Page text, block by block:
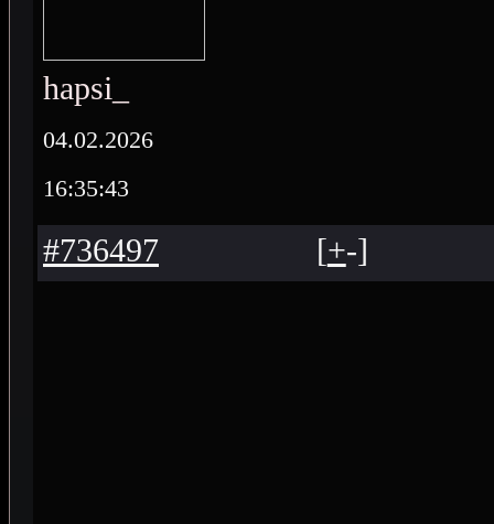
hapsi_
04.02.2026
16:35:43
#736497 [+-]